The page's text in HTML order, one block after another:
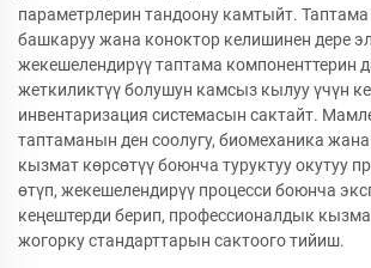
параметрлерин тандоону камтыйт. Таптама
башкаруу жана коноктор келишинен дере
жекешелендирүү таптама компоненттерин
жеткиликтүү болушун камсыз кылуу үчүн
инвентаризация системаcын сактайт.
таптаманын ден соолугу, биомеханика
кызмат көрсөтүү боюнча туруктуу окутуу
өтүп, жекешелендирүү процесси боюнча
кеңештерди берип, профессионалдык
жогорку стандарттарын сактоого тийиш.